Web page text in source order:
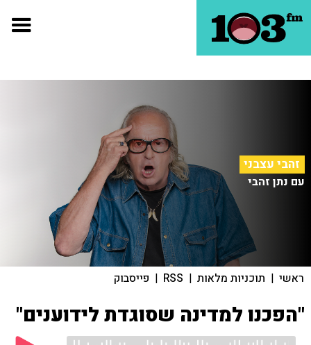
זהבי עצבני
עם נתן זהבי
ראשי | תוכניות מלאות |
RSS
| פייסבוק
"הפכנו למדינה שסוגדת לידוענים"